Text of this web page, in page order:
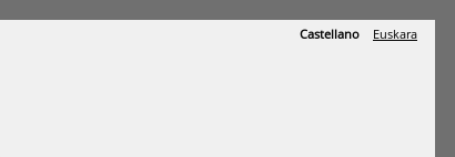
Castellano Euskara